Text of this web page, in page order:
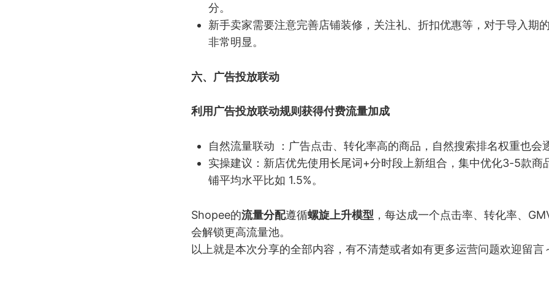
分。
新手卖家需要注意完善店铺装修，关注礼、折扣优惠等，对于导入期
非常明显。
六、广告投放联动
利用广告投放联动规则获得付费流量加成
自然流量联动 ：广告点击、转化率高的商品，自然搜索排名权重也会
实操建议：新店优先使用长尾词+分时段上新组合，集中优化3-5款商
铺平均水平比如 1.5%。
Shopee的流量分配遵循螺旋上升模型 ，每达成一个点击率、转化率、
会解锁更高流量池。
以上就是本次分享的全部内容，有不清楚或者如有更多运营问题欢迎留言